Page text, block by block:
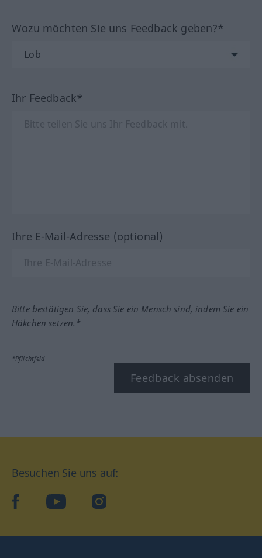
Wozu möchten Sie uns Feedback geben?*
Ihr Feedback*
Ihre E-Mail-Adresse (optional)
Bitte bestätigen Sie, dass Sie ein Mensch sind, indem Sie ein
Häkchen setzen.*
*Pflichtfeld
Feedback absenden
Besuchen Sie uns auf:
facebook YouTube Instagram